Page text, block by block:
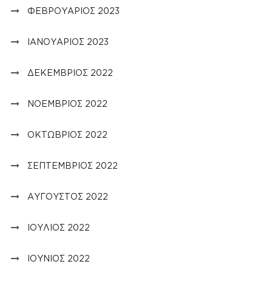
ΦΕΒΡΟΥΆΡΙΟΣ 2023
ΙΑΝΟΥΆΡΙΟΣ 2023
ΔΕΚΈΜΒΡΙΟΣ 2022
ΝΟΈΜΒΡΙΟΣ 2022
ΟΚΤΏΒΡΙΟΣ 2022
ΣΕΠΤΈΜΒΡΙΟΣ 2022
ΑΎΓΟΥΣΤΟΣ 2022
ΙΟΎΛΙΟΣ 2022
ΙΟΎΝΙΟΣ 2022